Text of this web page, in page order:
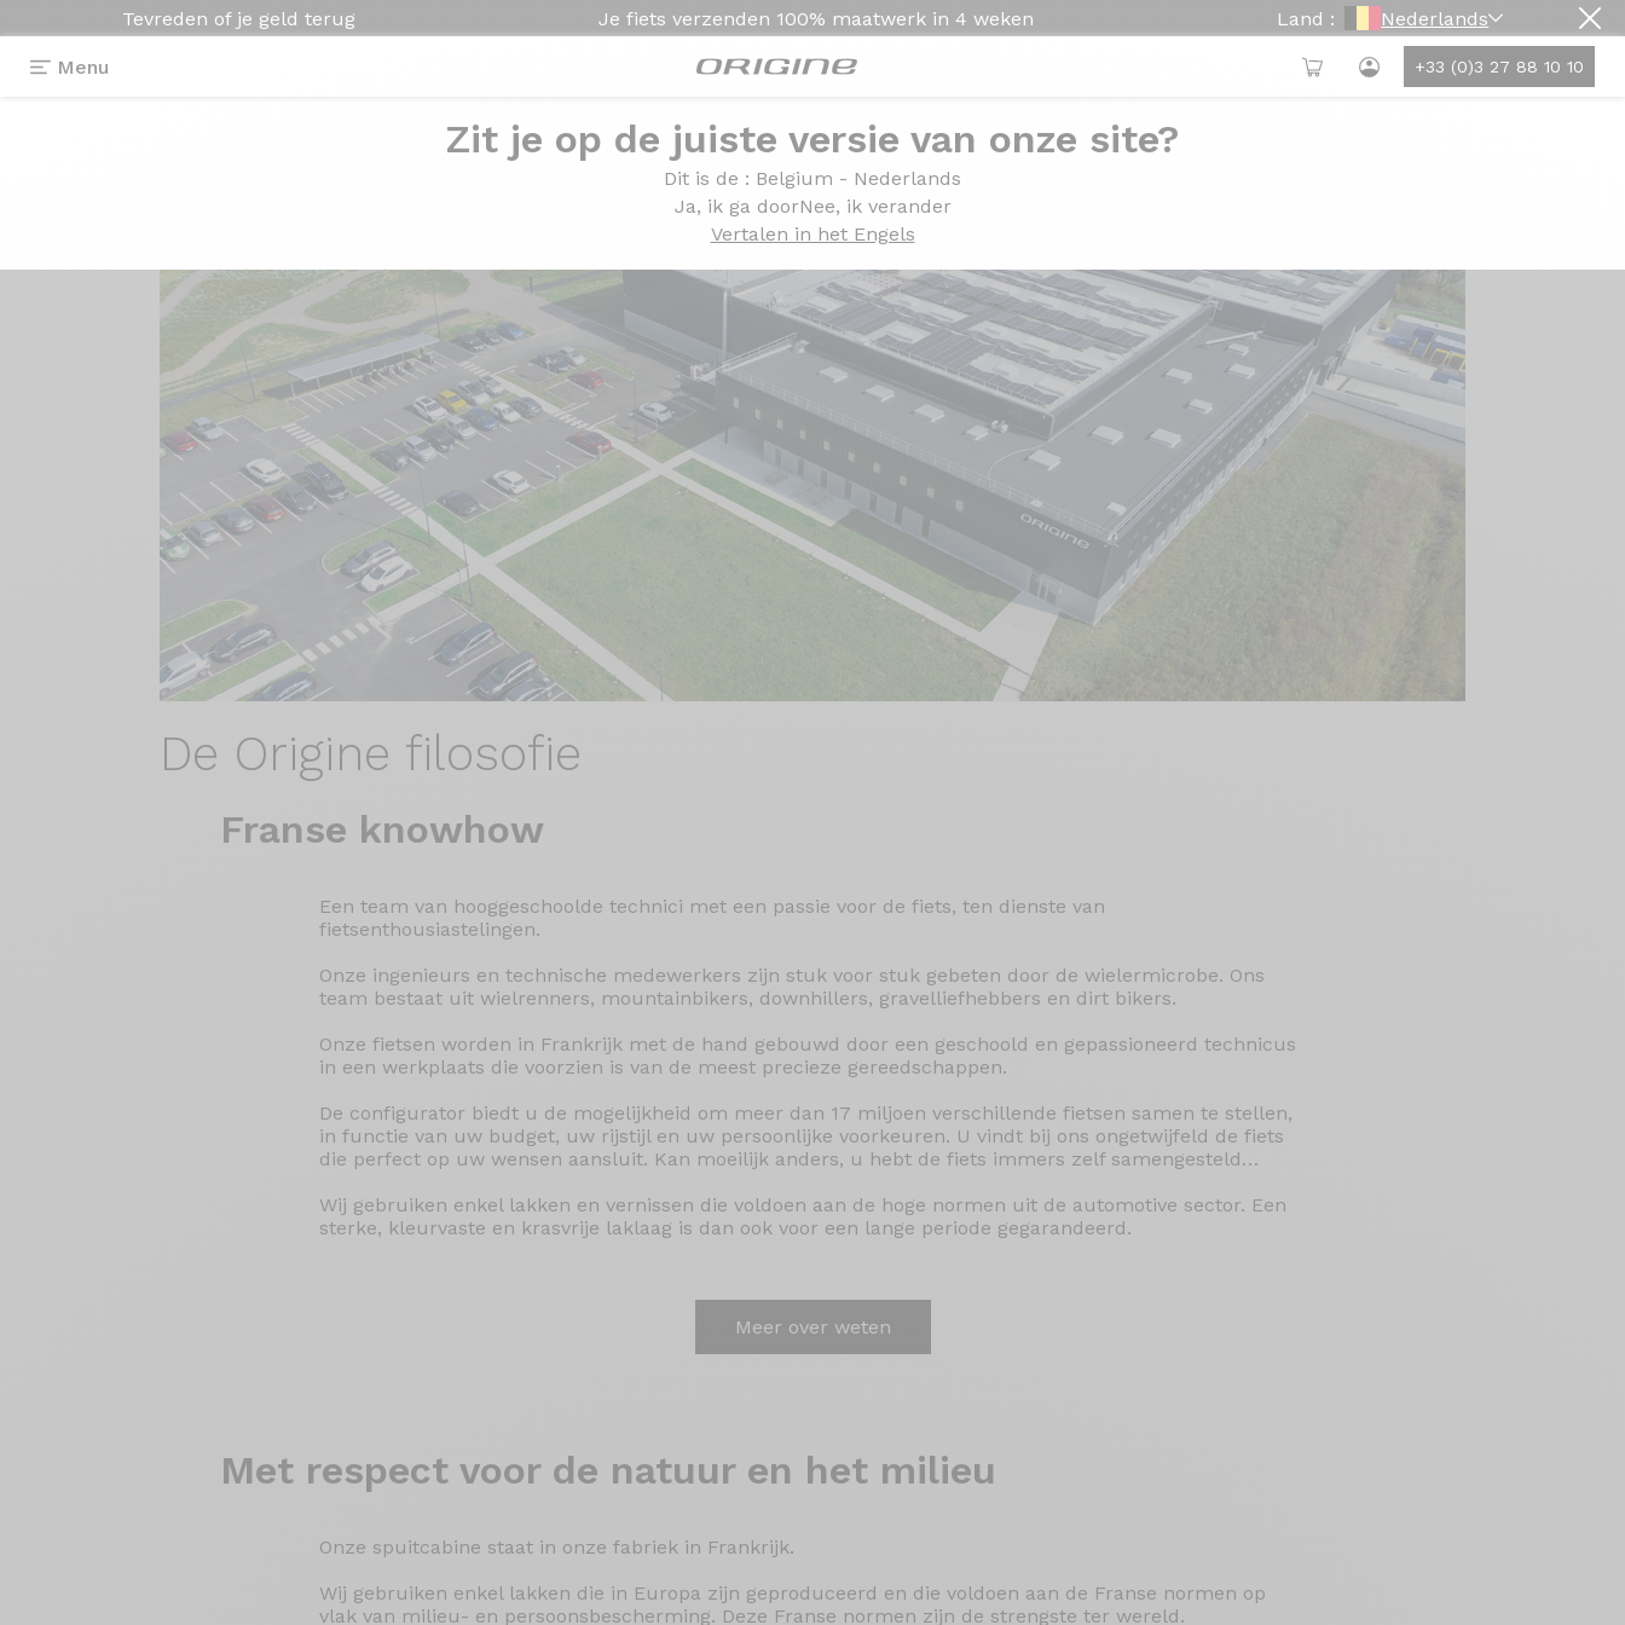
Tevreden of je geld terug Je fiets verzenden 100% maatwerk in 4 weken Land : Nederlands
Menu +33 (0)3 27 88 10 10
Zit je op de juiste versie van onze site?
Dit is de : Belgium - Nederlands
Ja, ik ga doorNee, ik verander
Vertalen in het Engels
De Origine filosofie
Franse knowhow
Een team van hooggeschoolde technici met een passie voor de fiets, ten dienste van
fietsenthousiastelingen.
Onze ingenieurs en technische medewerkers zijn stuk voor stuk gebeten door de wielermicrobe. Ons
team bestaat uit wielrenners, mountainbikers, downhillers, gravelliefhebbers en dirt bikers.
Onze fietsen worden in Frankrijk met de hand gebouwd door een geschoold en gepassioneerd technicus
in een werkplaats die voorzien is van de meest precieze gereedschappen.
De configurator biedt u de mogelijkheid om meer dan 17 miljoen verschillende fietsen samen te stellen,
in functie van uw budget, uw rijstijl en uw persoonlijke voorkeuren. U vindt bij ons ongetwijfeld de fiets
die perfect op uw wensen aansluit. Kan moeilijk anders, u hebt de fiets immers zelf samengesteld…
Wij gebruiken enkel lakken en vernissen die voldoen aan de hoge normen uit de automotive sector. Een
sterke, kleurvaste en krasvrije laklaag is dan ook voor een lange periode gegarandeerd.
Meer over weten
Met respect voor de natuur en het milieu
Onze spuitcabine staat in onze fabriek in Frankrijk.
Wij gebruiken enkel lakken die in Europa zijn geproduceerd en die voldoen aan de Franse normen op
vlak van milieu- en persoonsbescherming. Deze Franse normen zijn de strengste ter wereld.